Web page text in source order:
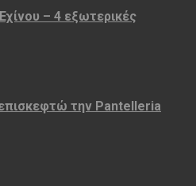
– 4 εξωτερικές
την Pantelleria